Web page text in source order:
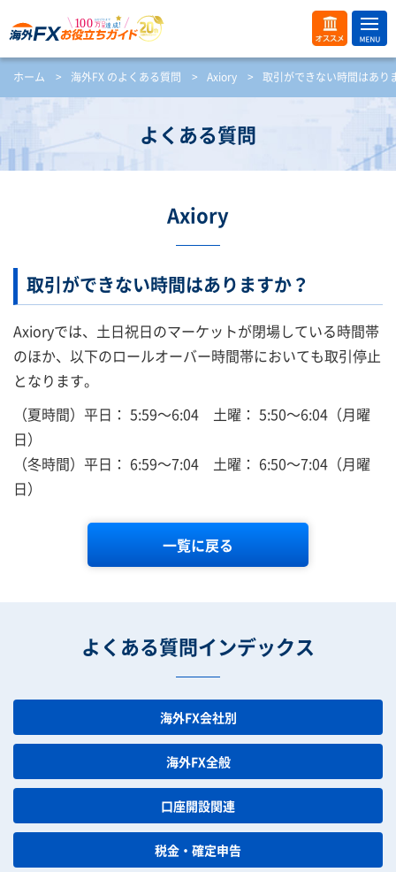
オス
スメ
ME
NU
開
ホーム > 海外FX のよくある質問 > Axiory > 取引ができない時間はあり
よくある質問
Axiory
取引ができない時間はありますか？
Axioryでは、土日祝日のマーケットが閉場している時間帯
のほか、以下のロールオーバー時間帯においても取引停止
となります。
（夏時間）平日： 5:59～6:04 土曜： 5:50～6:04（月曜
日）
（冬時間）平日： 6:59～7:04 土曜： 6:50～7:04（月曜
日）
一覧に戻る
よくある質問インデックス
海外FX会社別
海外FX全般
口座開設関連
税金・確定申告